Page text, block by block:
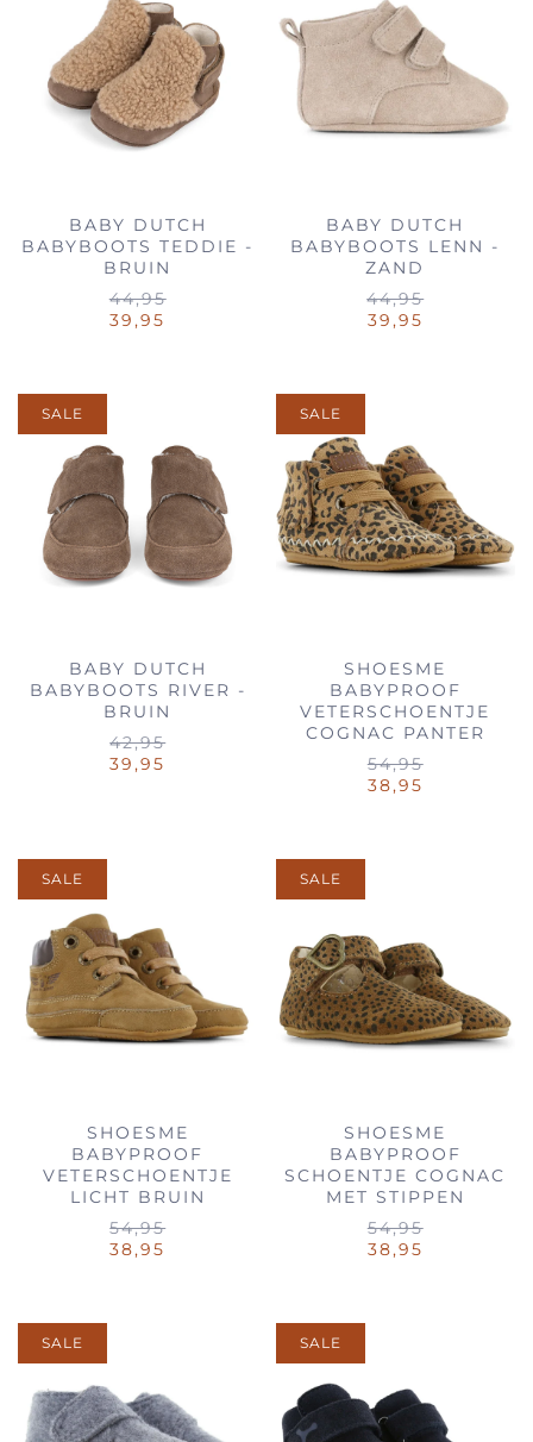
BABY DUTCH
BABYBOOTS TEDDIE -
BRUIN
44,95
39,95
BABY DUTCH
BABYBOOTS LENN -
ZAND
44,95
39,95
BABY DUTCH
BABYBOOTS RIVER -
BRUIN
42,95
39,95
SALE
SHOESME
BABYPROOF
VETERSCHOENTJE
COGNAC PANTER
54,95
38,95
SALE
SHOESME
BABYPROOF
VETERSCHOENTJE
LICHT BRUIN
54,95
38,95
SALE
SHOESME
BABYPROOF
SCHOENTJE COGNAC
MET STIPPEN
54,95
38,95
SALE
SALE SALE